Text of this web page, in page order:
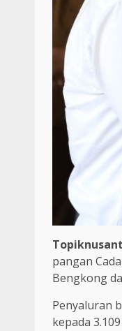
pangan
Bengkong
Penyaluran
kepada